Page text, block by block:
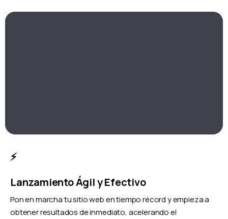
⚡
Lanzamiento Ágil y Efectivo
Pon en marcha tu sitio web en tiempo récord y empieza a
obtener resultados de inmediato, acelerando el